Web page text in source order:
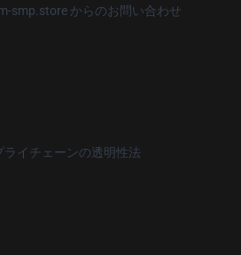
smp.store からのお問い合わせ
ライチェーンの透明性法